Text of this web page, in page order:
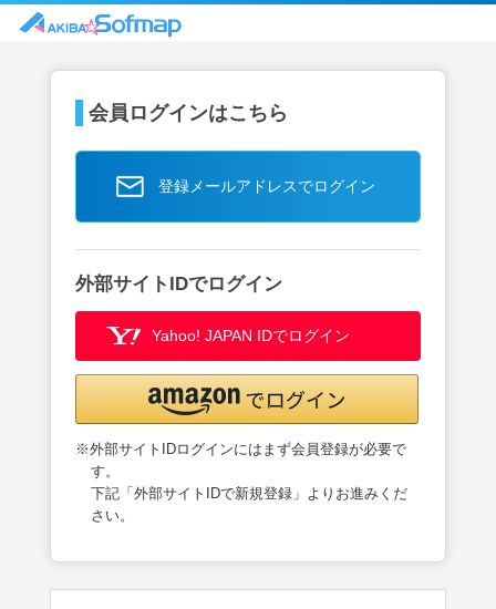
会員ログインはこちら
登録メールアドレスでログイン
外部サイトIDでログイン
Yahoo! JAPAN IDでログイン
※外部サイトIDログインにはまず会員登録が必要で
す。
下記「外部サイトIDで新規登録」よりお進みくだ
さい。